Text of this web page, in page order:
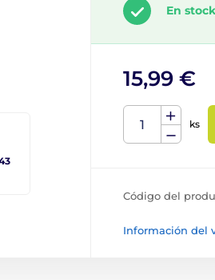
En
15,99 €
ks
Código del
Información del